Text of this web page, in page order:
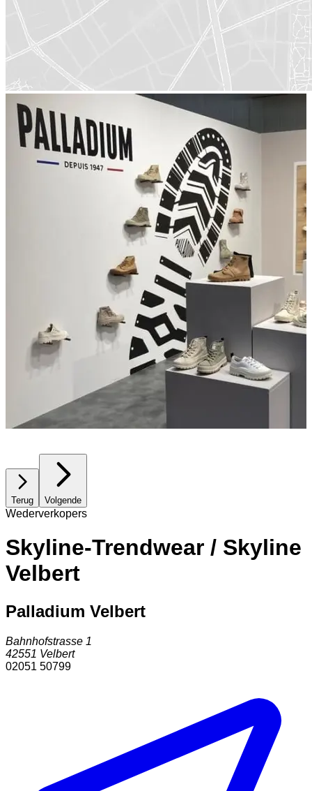
Terug Volgende
Wederverkopers
Skyline-Trendwear / Skyline
Velbert
Palladium Velbert
Bahnhofstrasse 1
42551 Velbert
02051 50799